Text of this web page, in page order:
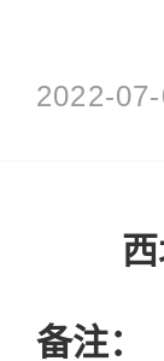
2022-
备注：